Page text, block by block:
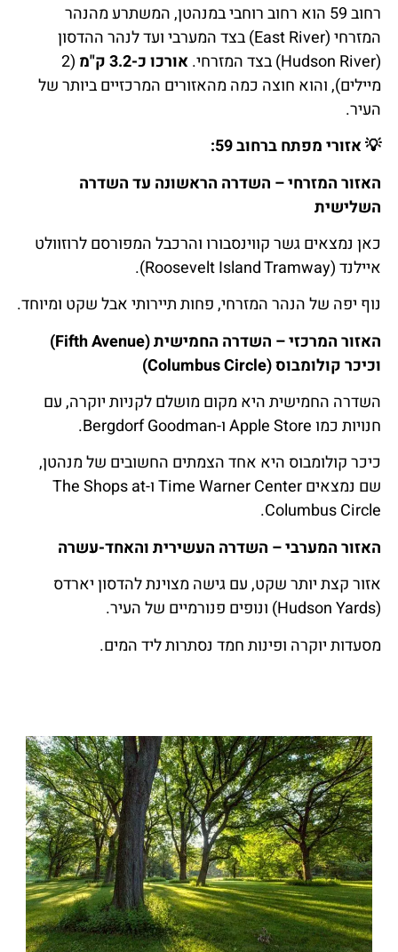
רחוב 59 הוא רחוב רוחבי במנהטן, המשתרע מהנהר
המזרחי (East River) בצד המערבי ועד לנהר ההדסון
(Hudson River) בצד המזרחי.
אורכו כ-3.2 ק"מ
(2
מיילים), והוא חוצה כמה מהאזורים המרכזיים ביותר של
העיר.
💡אזורימפתחברחוב59:
האזור המזרחי – השדרה הראשונה עד השדרה
השלישית
כאן נמצאים גשר קווינסבורו והרכבל המפורסם לרוזוולט
איילנד (Roosevelt Island Tramway).
נוף יפה של הנהר המזרחי, פחות תיירותי אבל שקט ומיוחד.
האזור המרכזי – השדרה החמישית (Fifth Avenue)
וכיכר קולומבוס (Columbus Circle)
השדרה החמישית היא מקום מושלם לקניות יוקרה, עם
חנויות כמו Apple Store ו-Bergdorf Goodman.
כיכר קולומבוס היא אחד הצמתים החשובים של מנהטן,
שם נמצאים Time Warner Center ו-The Shops at
Columbus Circle.
האזור המערבי – השדרה העשירית והאחד-עשרה
אזור קצת יותר שקט, עם גישה מצוינת להדסון יארדס
(Hudson Yards) ונופים פנורמיים של העיר.
מסעדות יוקרה ופינות חמד נסתרות ליד המים.